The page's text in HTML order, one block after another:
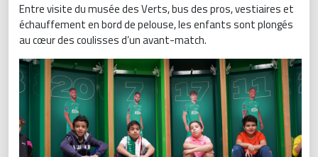
Entre visite du musée des Verts, bus des pros, vestiaires et
échauffement en bord de pelouse, les enfants sont plongés
au cœur des coulisses d’un avant-match.